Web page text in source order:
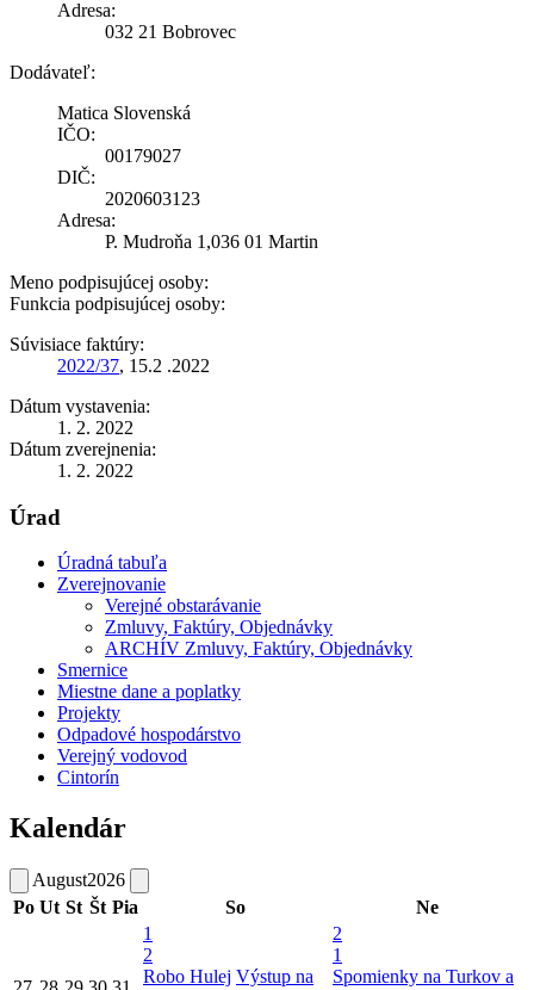
Adresa:
032 21 Bobrovec
Dodávateľ:
Matica Slovenská
IČO:
00179027
DIČ:
2020603123
Adresa:
P. Mudroňa 1,036 01 Martin
Meno podpisujúcej osoby:
Funkcia podpisujúcej osoby:
Súvisiace faktúry:
2022/37, 15.2 .2022
Dátum vystavenia:
1. 2. 2022
Dátum zverejnenia:
1. 2. 2022
Úrad
Úradná tabuľa
Zverejnovanie
Verejné obstarávanie
Zmluvy, Faktúry, Objednávky
ARCHÍV Zmluvy, Faktúry, Objednávky
Smernice
Miestne dane a poplatky
Projekty
Odpadové hospodárstvo
Verejný vodovod
Cintorín
Kalendár
August2026
Po Ut St Št Pia So Ne
1
2
Robo Hulej Výstup na
2
1
Spomienky na Turkov a